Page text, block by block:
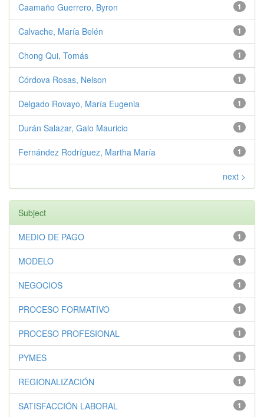
1
Caamaño Guerrero, Byron
1
Calvache, María Belén
1
Chong Qui, Tomás
1
Córdova Rosas, Nelson
1
Delgado Rovayo, María Eugenia
1
Durán Salazar, Galo Mauricio
1
Fernández Rodríguez, Martha María
next >
Subject
1
MEDIO DE PAGO
1
MODELO
1
NEGOCIOS
1
PROCESO FORMATIVO
1
PROCESO PROFESIONAL
1
PYMES
1
REGIONALIZACIÓN
1
SATISFACCIÓN LABORAL